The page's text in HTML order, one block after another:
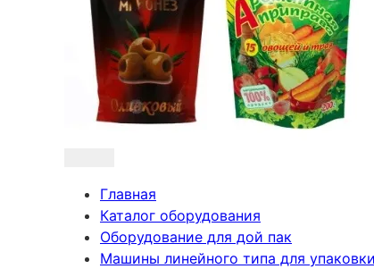
Главная
Каталог оборудования
Оборудование для дой пак
Машины линейного типа для